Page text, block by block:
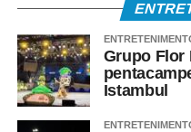
Grupo Flor
Istambul